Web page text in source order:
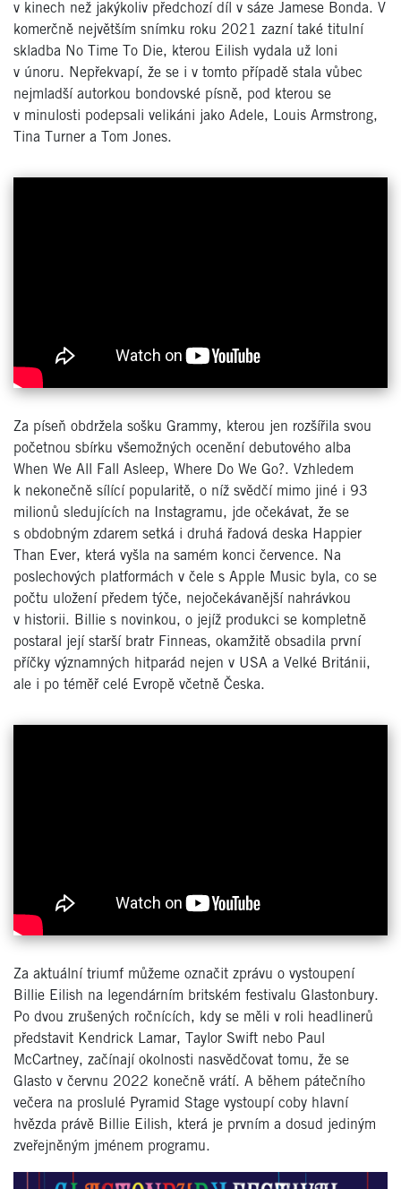
v kinech než jakýkoliv předchozí díl v sáze Jamese Bonda. V
komerčně největším snímku roku 2021 zazní také titulní
skladba No Time To Die, kterou Eilish vydala už loni
v únoru. Nepřekvapí, že se i v tomto případě stala vůbec
nejmladší autorkou bondovské písně, pod kterou se
v minulosti podepsali velikáni jako Adele, Louis Armstrong,
Tina Turner a Tom Jones.
Za píseň obdržela sošku Grammy, kterou jen rozšířila svou
početnou sbírku všemožných ocenění debutového alba
When We All Fall Asleep, Where Do We Go?. Vzhledem
k nekonečně sílící popularitě, o níž svědčí mimo jiné i 93
milionů sledujících na Instagramu, jde očekávat, že se
s obdobným zdarem setká i druhá řadová deska Happier
Than Ever, která vyšla na samém konci července. Na
poslechových platformách v čele s Apple Music byla, co se
počtu uložení předem týče, nejočekávanější nahrávkou
v historii. Billie s novinkou, o jejíž produkci se kompletně
postaral její starší bratr Finneas, okamžitě obsadila první
příčky významných hitparád nejen v USA a Velké Británii,
ale i po téměř celé Evropě včetně Česka.
Za aktuální triumf můžeme označit zprávu o vystoupení
Billie Eilish na legendárním britském festivalu Glastonbury.
Po dvou zrušených ročnících, kdy se měli v roli headlinerů
představit Kendrick Lamar, Taylor Swift nebo Paul
McCartney, začínají okolnosti nasvědčovat tomu, že se
Glasto v červnu 2022 konečně vrátí. A během pátečního
večera na proslulé Pyramid Stage vystoupí coby hlavní
hvězda právě Billie Eilish, která je prvním a dosud jediným
zveřejněným jménem programu.